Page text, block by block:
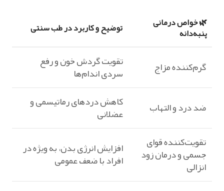
🌿 خواص درمانی
پنبه‌دانه توضیح و کاربرد در طب سنتی
گرم‌کننده مزاج تقویت گردش خون و رفع
سردی اندام‌ها
ضد درد و التهاب
کاهش دردهای رماتیسمی و
عضلانی
تقویت‌کننده قوای
جسمی و درمان زود
انزالی
افزایش انرژی بدن، به‌ ویژه در
افراد با ضعف عمومی